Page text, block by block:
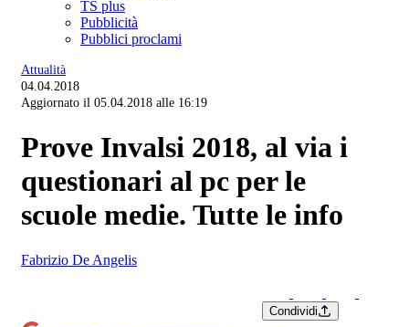
TS plus
Pubblicità
Pubblici proclami
Attualità
04.04.2018
Aggiornato il 05.04.2018 alle 16:19
Prove Invalsi 2018, al via i
questionari al pc per le
scuole medie. Tutte le info
Fabrizio De Angelis
Condividi